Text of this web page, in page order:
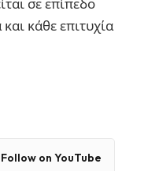
σε επίπεδο
κάθε επιτυχία
Follow on YouTube